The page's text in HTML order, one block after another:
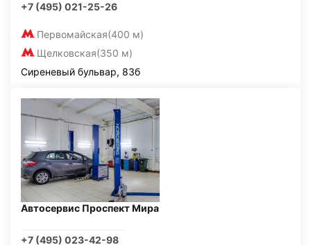
+7 (495) 021-25-26
Первомайская(400 м)
Щелковская(350 м)
Сиреневый бульвар, 83б
Автосервис Проспект Мира
+7 (495) 023-42-98